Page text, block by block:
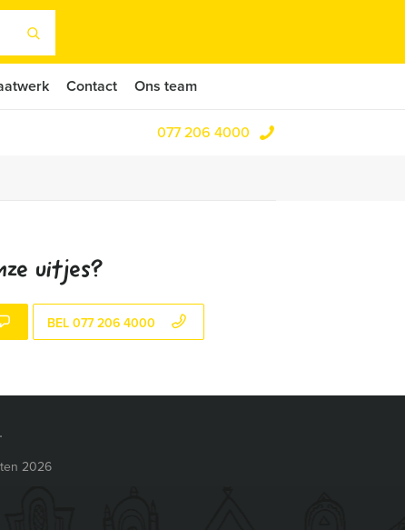
Contact Ons team
077 206 4000
uitjes?
BEL 077 206 4000
2026